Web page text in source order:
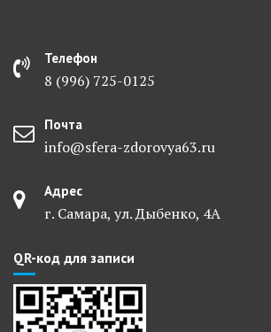
Телефон
8 (996) 725-0125
Почта
info@sfera-zdorovya63.ru
Адрес
г. Самара, ул. Дыбенко, 4А
QR-код для записи